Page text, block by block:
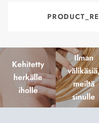
Kehitetty
herkälle
iholle
Ilman
meiltä
sinulle